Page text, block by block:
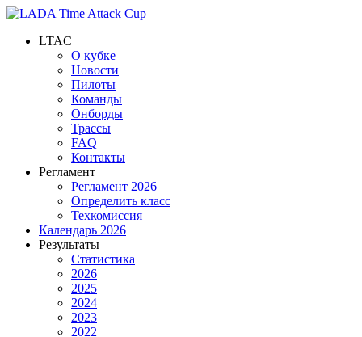
LTAC
О кубке
Новости
Пилоты
Команды
Онборды
Трассы
FAQ
Контакты
Регламент
Регламент 2026
Определить класс
Техкомиссия
Календарь 2026
Результаты
Статистика
2026
2025
2024
2023
2022